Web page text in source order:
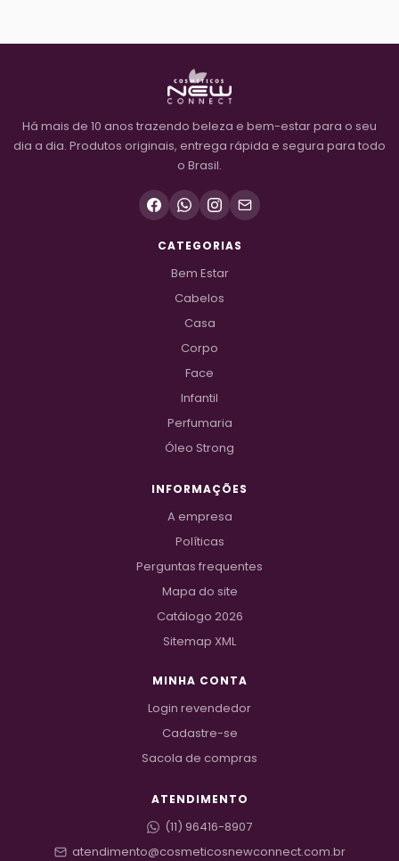
Há mais de 10 anos trazendo beleza e bem-estar para o seu
dia a dia. Produtos originais, entrega rápida e segura para todo
o Brasil.
CATEGORIAS
Bem Estar
Cabelos
Casa
Corpo
Face
Infantil
Perfumaria
Óleo Strong
INFORMAÇÕES
A empresa
Políticas
Perguntas frequentes
Mapa do site
Catálogo 2026
Sitemap XML
MINHA CONTA
Login revendedor
Cadastre-se
Sacola de compras
ATENDIMENTO
(11) 96416-8907
atendimento@cosmeticosnewconnect.com.br